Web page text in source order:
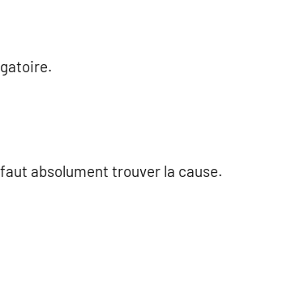
absolument trouver la cause.